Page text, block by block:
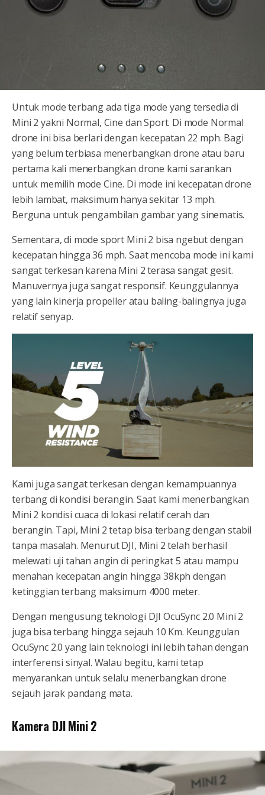
Untuk mode terbang ada tiga mode yang tersedia di
Mini 2 yakni Normal, Cine dan Sport. Di mode Normal
drone ini bisa berlari dengan kecepatan 22 mph. Bagi
yang belum terbiasa menerbangkan drone atau baru
pertama kali menerbangkan drone kami sarankan
untuk memilih mode Cine. Di mode ini kecepatan drone
lebih lambat, maksimum hanya sekitar 13 mph.
Berguna untuk pengambilan gambar yang sinematis.
Sementara, di mode sport Mini 2 bisa ngebut dengan
kecepatan hingga 36 mph. Saat mencoba mode ini kami
sangat terkesan karena Mini 2 terasa sangat gesit.
Manuvernya juga sangat responsif. Keunggulannya
yang lain kinerja propeller atau baling-balingnya juga
relatif senyap.
Kami juga sangat terkesan dengan kemampuannya
terbang di kondisi berangin. Saat kami menerbangkan
Mini 2 kondisi cuaca di lokasi relatif cerah dan
berangin. Tapi, Mini 2 tetap bisa terbang dengan stabil
tanpa masalah. Menurut DJI, Mini 2 telah berhasil
melewati uji tahan angin di peringkat 5 atau mampu
menahan kecepatan angin hingga 38kph dengan
ketinggian terbang maksimum 4000 meter.
Dengan mengusung teknologi DJI OcuSync 2.0 Mini 2
juga bisa terbang hingga sejauh 10 Km. Keunggulan
OcuSync 2.0 yang lain teknologi ini lebih tahan dengan
interferensi sinyal. Walau begitu, kami tetap
menyarankan untuk selalu menerbangkan drone
sejauh jarak pandang mata.
Kamera DJI Mini 2